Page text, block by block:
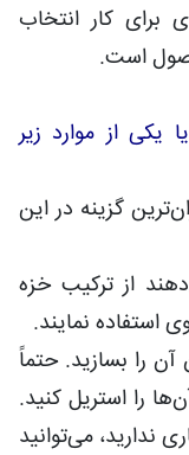
برای کار انتخاب
است.
یکی از موارد زیر
گزینه در این
از ترکیب خزه
استفاده نمایند.
را بسازید. حتماً
را استریل کنید.
ندارید، می‌توانید